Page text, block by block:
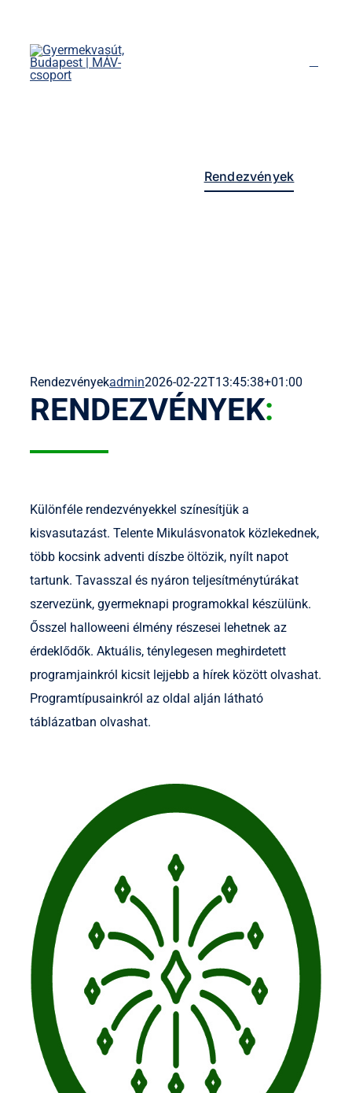
Rendezvények
Rendezvényekadmin2026-02-22T13:45:38+01:00
RENDEZVÉNYEK:
Különféle rendezvényekkel színesítjük a
kisvasutazást. Telente Mikulásvonatok közlekednek,
több kocsink adventi díszbe öltözik, nyílt napot
tartunk. Tavasszal és nyáron teljesítménytúrákat
szervezünk, gyermeknapi programokkal készülünk.
Ősszel halloweeni élmény részesei lehetnek az
érdeklődők. Aktuális, ténylegesen meghirdetett
programjainkról kicsit lejjebb a hírek között olvashat.
Programtípusainkról az oldal alján látható
táblázatban olvashat.